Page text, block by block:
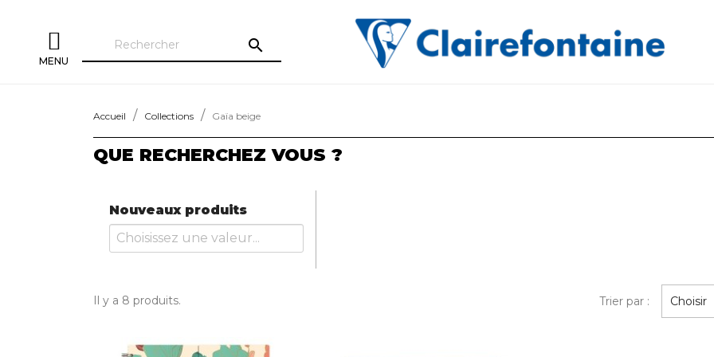
MENU
search
Accueil Collections Gaïa beige
QUE RECHERCHEZ VOUS ?
Nouveaux produits
Il y a 8 produits. Trier par : Choisir